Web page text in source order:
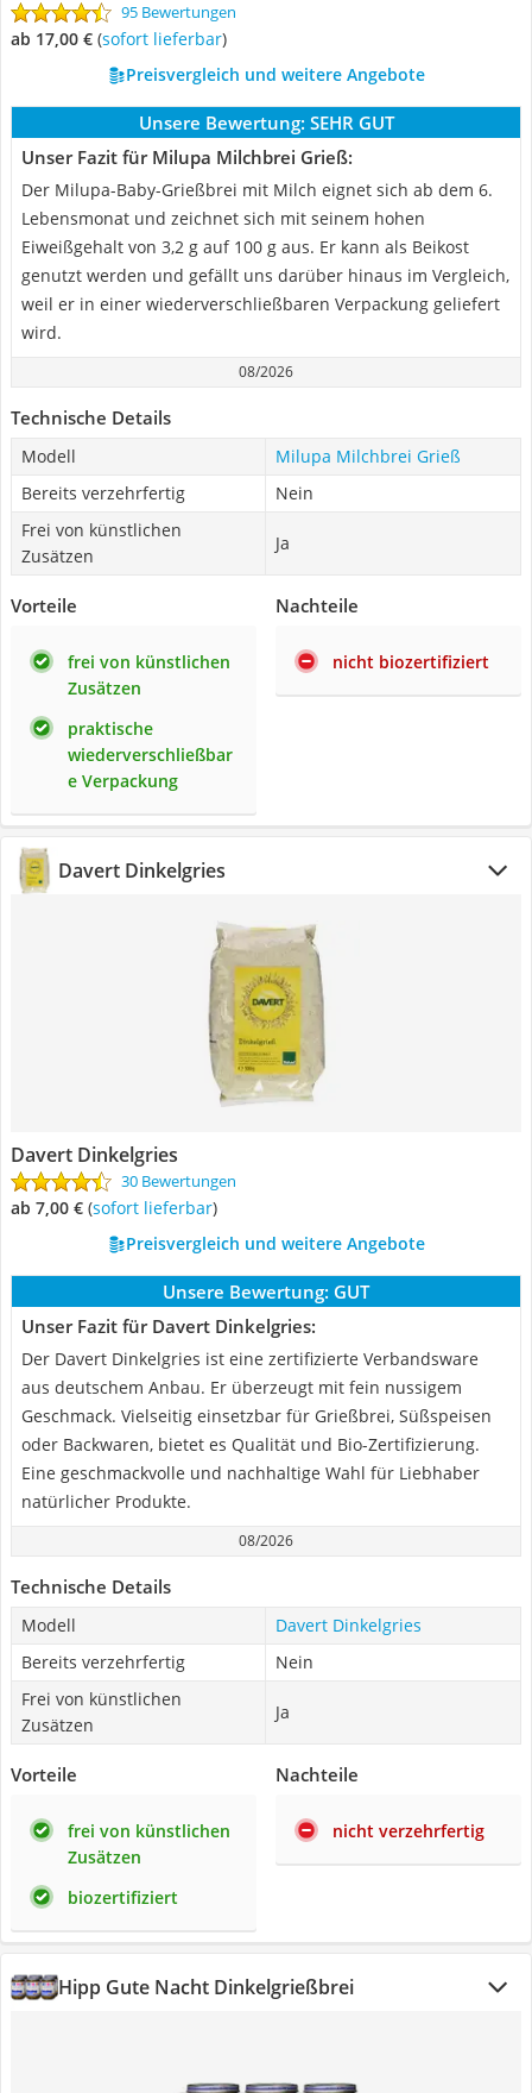
95 Bewertungen
ab 17,00 € ( Sofort lieferbar)
Preisvergleich und weitere Angebote
Unsere Bewertung: SEHR GUT
Unser Fazit für Milupa Milchbrei Grieß:
Der Milupa-Baby-Grießbrei mit Milch eignet sich ab dem 6.
Lebensmonat und zeichnet sich mit seinem hohen
Eiweißgehalt von 3,2 g auf 100 g aus. Er kann als Beikost
genutzt werden und gefällt uns darüber hinaus im Vergleich,
weil er in einer wiederverschließbaren Verpackung geliefert
wird.
08/2026
Technische Details
Modell
Milupa Milchbrei Grieß
Bereits verzehrfertig
Nein
Frei von künstlichen
Zusätzen
Ja
Vorteile
frei von künstlichen
Zusätzen
praktische
wiederverschließbar
e Verpackung
Nachteile
nicht biozertifiziert
Davert Dinkelgries
Davert Dinkelgries
30 Bewertungen
ab 7,00 € ( Sofort lieferbar)
Preisvergleich und weitere Angebote
Unsere Bewertung: GUT
Unser Fazit für Davert Dinkelgries:
Der Davert Dinkelgries ist eine zertifizierte Verbandsware
aus deutschem Anbau. Er überzeugt mit fein nussigem
Geschmack. Vielseitig einsetzbar für Grießbrei, Süßspeisen
oder Backwaren, bietet es Qualität und Bio-Zertifizierung.
Eine geschmackvolle und nachhaltige Wahl für Liebhaber
natürlicher Produkte.
08/2026
Technische Details
Modell
Davert Dinkelgries
Bereits verzehrfertig
Nein
Frei von künstlichen
Zusätzen
Ja
Vorteile
frei von künstlichen
Zusätzen
biozertifiziert
Nachteile
nicht verzehrfertig
Hipp Gute Nacht Dinkelgrießbrei